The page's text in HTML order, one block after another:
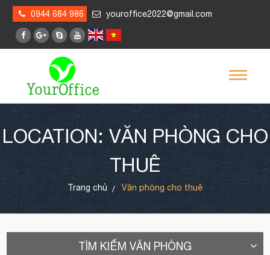
0944 684 986 youroffice2022@gmail.com
LOCATION: VĂN PHÒNG CHO
THUÊ
Trang chủ Văn phòng cho thuê
TÌM KIẾM VĂN PHÒNG